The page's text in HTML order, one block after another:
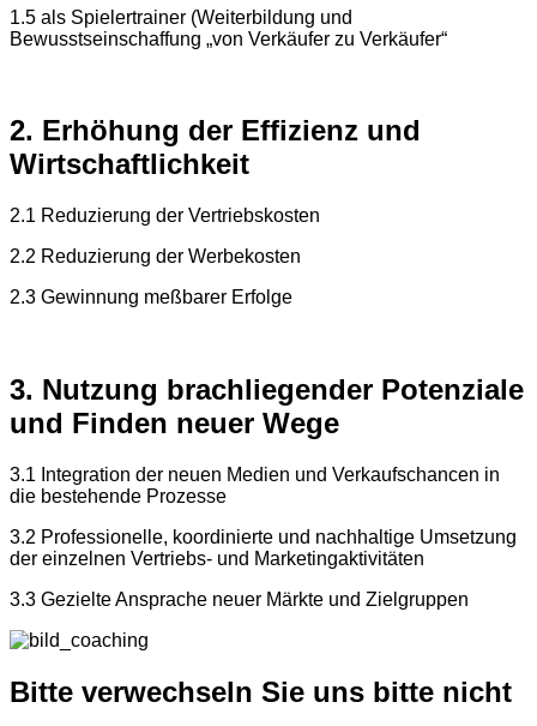
1.5 als Spielertrainer (Weiterbildung und
Bewusstseinschaffung „von Verkäufer zu Verkäufer“
2. Erhöhung der Effizienz und
Wirtschaftlichkeit
2.1 Reduzierung der Vertriebskosten
2.2 Reduzierung der Werbekosten
2.3 Gewinnung meßbarer Erfolge
3. Nutzung brachliegender Potenziale
und Finden neuer Wege
3.1 Integration der neuen Medien und Verkaufschancen in
die bestehende Prozesse
3.2 Professionelle, koordinierte und nachhaltige Umsetzung
der einzelnen Vertriebs- und Marketingaktivitäten
3.3 Gezielte Ansprache neuer Märkte und Zielgruppen
Bitte verwechseln Sie uns bitte nicht